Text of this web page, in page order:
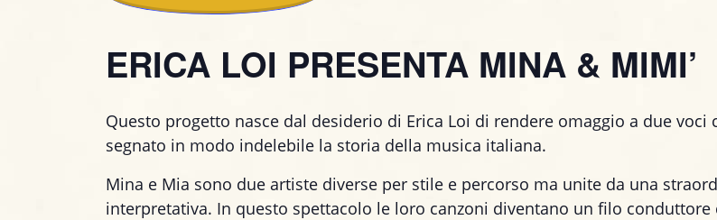
ERICA LOI PRESENTA MINA & MIMI’
Questo progetto nasce dal desiderio di Erica Loi di rendere omaggio a due voci
segnato in modo indelebile la storia della musica italiana.
Mina e Mia sono due artiste diverse per stile e percorso ma unite da una
interpretativa. In questo spettacolo le loro canzoni diventano un filo conduttore